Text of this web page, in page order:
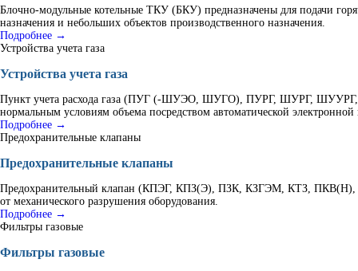
Блочно-модульные котельные ТКУ (БКУ) предназначены для подачи
назначения и небольших объектов производственного назначения.
Подробнее →
Устройства учета газа
Устройства учета газа
Пункт учета расхода газа (ПУГ (-ШУЭО, ШУГО), ПУРГ, ШУРГ, ШУУРГ,
нормальным условиям объема посредством автоматической электронной
Подробнее →
Предохранительные клапаны
Предохранительные клапаны
Предохранительный клапан (КПЭГ, КПЗ(Э), ПЗК, КЗГЭМ, КТЗ, ПКВ(Н),
от механического разрушения оборудования.
Подробнее →
Фильтры газовые
Фильтры газовые